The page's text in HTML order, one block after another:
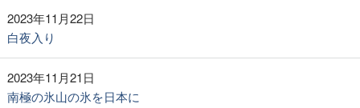
2023年11月22日
白夜入り
2023年11月21日
南極の氷山の氷を日本に